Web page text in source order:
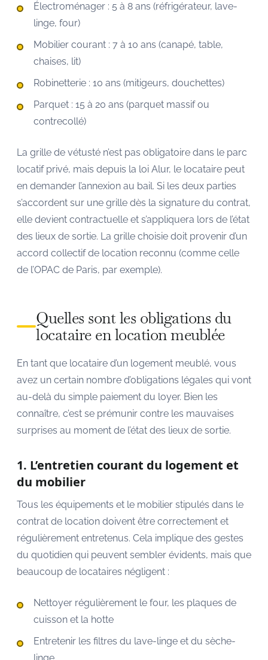
Électroménager : 5 à 8 ans (réfrigérateur, lave-
linge, four)
Mobilier courant : 7 à 10 ans (canapé, table,
chaises, lit)
Robinetterie : 10 ans (mitigeurs, douchettes)
Parquet : 15 à 20 ans (parquet massif ou
contrecollé)
La grille de vétusté n’est pas obligatoire dans le parc
locatif privé, mais depuis la loi Alur, le locataire peut
en demander l’annexion au bail. Si les deux parties
s’accordent sur une grille dès la signature du contrat,
elle devient contractuelle et s’appliquera lors de l’état
des lieux de sortie. La grille choisie doit provenir d’un
accord collectif de location reconnu (comme celle
de l’OPAC de Paris, par exemple).
Quelles sont les obligations du
locataire en location meublée
En tant que locataire d’un logement meublé, vous
avez un certain nombre d’obligations légales qui vont
au-delà du simple paiement du loyer. Bien les
connaître, c’est se prémunir contre les mauvaises
surprises au moment de l’état des lieux de sortie.
1. L’entretien courant du logement et
du mobilier
Tous les équipements et le mobilier stipulés dans le
contrat de location doivent être correctement et
régulièrement entretenus. Cela implique des gestes
du quotidien qui peuvent sembler évidents, mais que
beaucoup de locataires négligent :
Nettoyer régulièrement le four, les plaques de
cuisson et la hotte
Entretenir les filtres du lave-linge et du sèche-